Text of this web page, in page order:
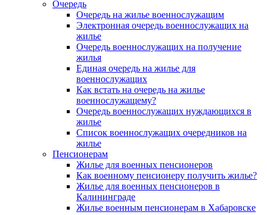
Очередь
Очередь на жилье военнослужащим
Электронная очередь военнослужащих на
жилье
Очередь военнослужащих на получение
жилья
Единая очередь на жилье для
военнослужащих
Как встать на очередь на жилье
военнослужащему?
Очередь военнослужащих нуждающихся в
жилье
Список военнослужащих очередников на
жилье
Пенсионерам
Жилье для военных пенсионеров
Как военному пенсионеру получить жилье?
Жилье для военных пенсионеров в
Калининграде
Жилье военным пенсионерам в Хабаровске